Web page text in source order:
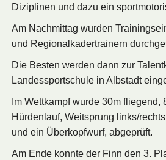
Diziplinen und dazu ein
Am Nachmittag wurden
und Regionalkadertrainern
Die Besten werden dann zur
Landessportschule in Albstadt
Im Wettkampf wurde 30m fliegend,
Hürdenlauf, Weitsprung links/
und ein Überkopfwurf, abgeprüft.
Am Ende konnte der Finn den 3.